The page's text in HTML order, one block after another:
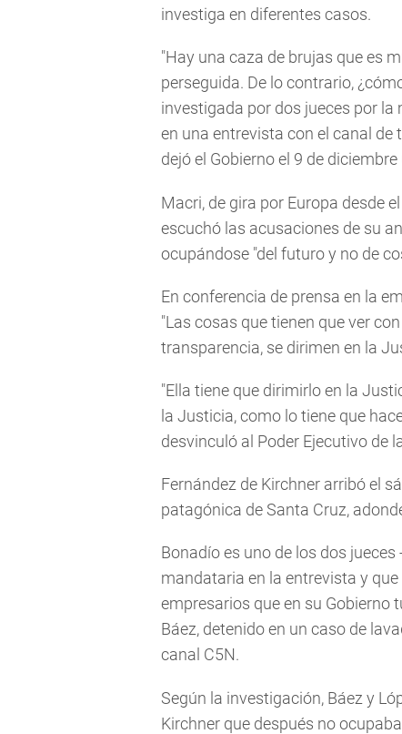
investiga en diferentes casos.
"Hay una caza de brujas que es
perseguida. De lo contrario,
investigada por dos jueces por la
en una entrevista con el canal de
dejó el Gobierno el 9 de
Macri, de gira por Europa desde
escuchó las acusaciones de su
ocupándose "del futuro y no de
En conferencia de prensa en la
"Las cosas que tienen que ver
transparencia, se dirimen en la
"Ella tiene que dirimirlo en la
la Justicia, como lo tiene que
desvinculó al Poder Ejecutivo de
Fernández de Kirchner arribó el
patagónica de Santa Cruz,
Bonadío es uno de los dos
mandataria en la entrevista y
empresarios que en su Gobierno
Báez, detenido en un caso de
canal C5N.
Según la investigación, Báez y
Kirchner que después no